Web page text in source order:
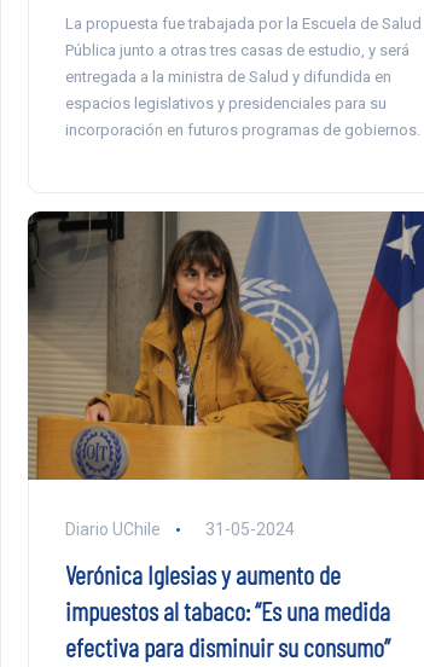
La propuesta fue trabajada por la Escuela de Salud
Pública junto a otras tres casas de estudio, y será
entregada a la ministra de Salud y difundida en
espacios legislativos y presidenciales para su
incorporación en futuros programas de gobiernos.
Diario UChile 31-05-2024
Verónica Iglesias y aumento de
impuestos al tabaco: “Es una medida
efectiva para disminuir su consumo”